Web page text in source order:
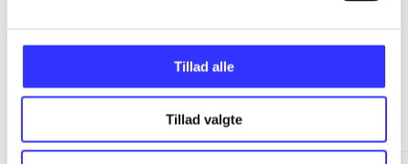
Tillad alle
Tillad valgte
Minder om